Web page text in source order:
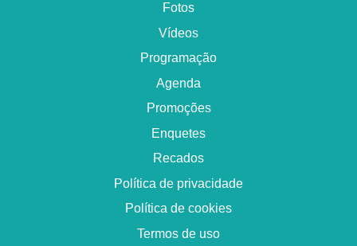
Fotos
Vídeos
Programação
Agenda
Promoções
Enquetes
Recados
Política de privacidade
Política de cookies
Termos de uso